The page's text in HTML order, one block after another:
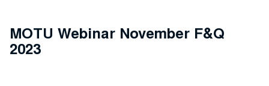
MOTU Webinar November F&Q
2023